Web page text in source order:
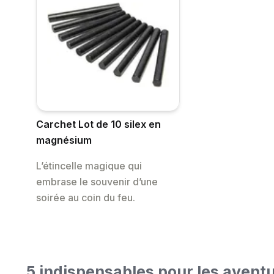
Carchet Lot de 10 silex en
magnésium
L’étincelle magique qui
embrase le souvenir d’une
soirée au coin du feu.